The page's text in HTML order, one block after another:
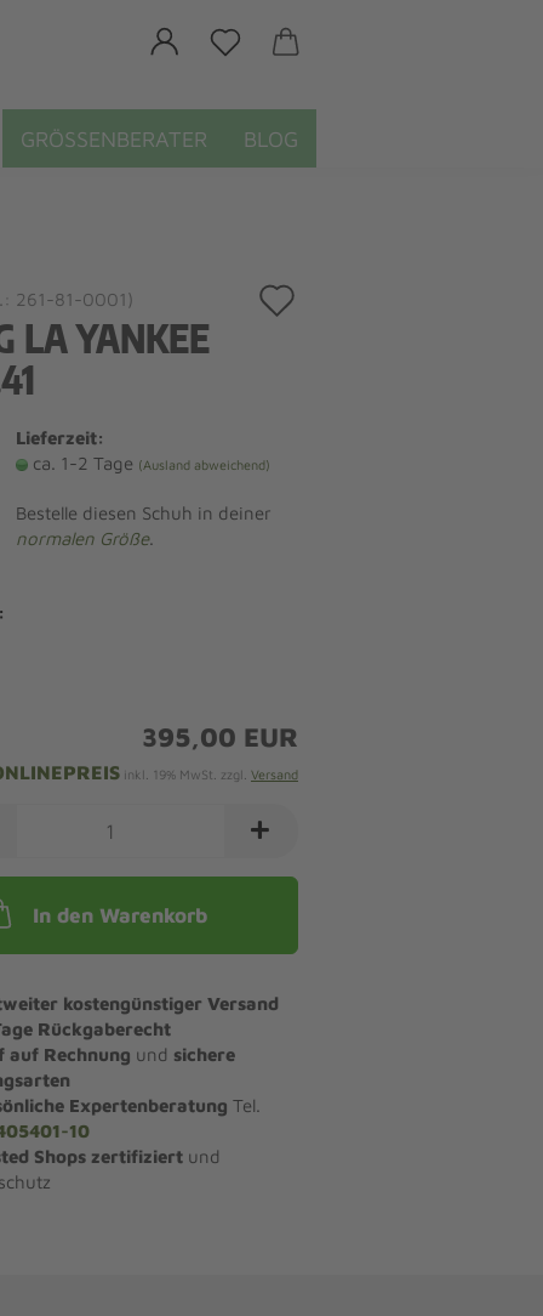
GRÖSSENBERATER BLOG
261-81-0001)
LA YANKEE
Lieferzeit:
ca. 1-2 Tage (Ausland abweichend)
Bestelle diesen Schuh in deiner
normalen Größe.
395,00 EUR
inkl. 19% MwSt. zzgl. Versand
In den Warenkorb
kostengünstiger Versand
Rückgaberecht
auf Rechnung und sichere
Expertenberatung Tel.
10
Shops zertifiziertund